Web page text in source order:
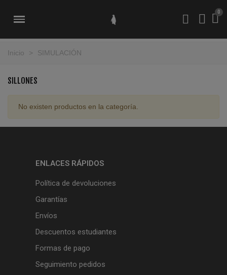
Inicio > SIMULACIÓN
SILLONES
No existen productos en la categoría.
ENLACES RÁPIDOS
Política de devoluciones
Garantías
Envíos
Descuentos estudiantes
Formas de pago
Seguimiento pedidos